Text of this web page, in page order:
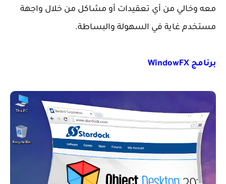
معه وخالي من أي تعقيدات أو مشاكل من خلال واجهة
مستخدم غاية في السهولة والبساطة.
برنامج WindowFX